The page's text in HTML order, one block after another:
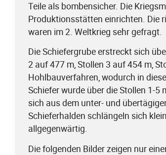
Teile als bombensicher. Die
Produktionsstätten einrichten. Die
waren im 2. Weltkrieg sehr gefragt.
Die Schiefergrube erstreckt sich
2 auf 477 m, Stollen 3 auf 454 m,
Hohlbauverfahren, wodurch in
Schiefer wurde über die Stollen 1-5
sich aus dem unter- und
Schieferhalden schlängeln sich
allgegenwärtig.
Die folgenden Bilder zeigen nur